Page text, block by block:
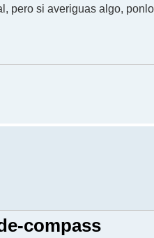
pero si averiguas algo,
compass